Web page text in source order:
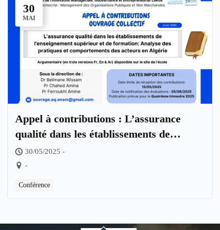
30
MAI
Appel à contributions : L’assurance
qualité dans les établissements de
l’enseignement supérieur et de
formation: Analyse des pratiques et
comportements des acteurs en Algérie
30/05/2025 -
-
Conférence